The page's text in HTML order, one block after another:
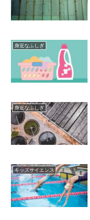
身近なふしぎ
身近なふしぎ
キッズサイエンス